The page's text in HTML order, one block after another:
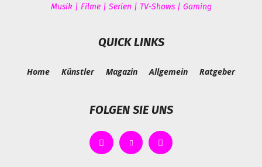
Musik | Filme | Serien | TV-Shows | Gaming
QUICK LINKS
Home Künstler Magazin Allgemein Ratgeber
FOLGEN SIE UNS